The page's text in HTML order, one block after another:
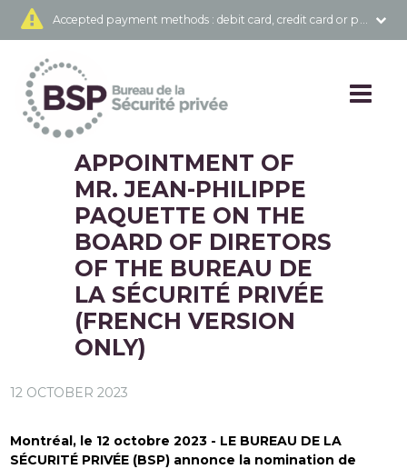
Accepted payment methods : debit card, credit card or prepaid,
APPOINTMENT OF
MR. JEAN-PHILIPPE
PAQUETTE ON THE
BOARD OF DIRETORS
OF THE BUREAU DE
LA SÉCURITÉ PRIVÉE
(FRENCH VERSION
ONLY)
12 OCTOBER 2023
Montréal, le 12 octobre 2023 - LE BUREAU DE LA
SÉCURITÉ PRIVÉE (BSP) annonce la nomination de